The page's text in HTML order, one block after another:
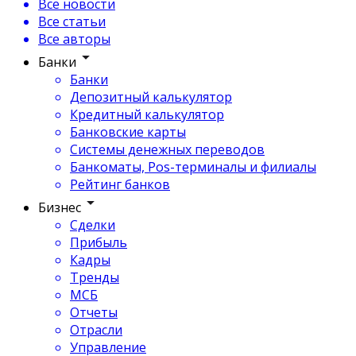
Все новости
Все статьи
Все авторы
Банки
Банки
Депозитный калькулятор
Кредитный калькулятор
Банковские карты
Системы денежных переводов
Банкоматы, Pos-терминалы и филиалы
Рейтинг банков
Бизнес
Сделки
Прибыль
Кадры
Тренды
МСБ
Отчеты
Отрасли
Управление